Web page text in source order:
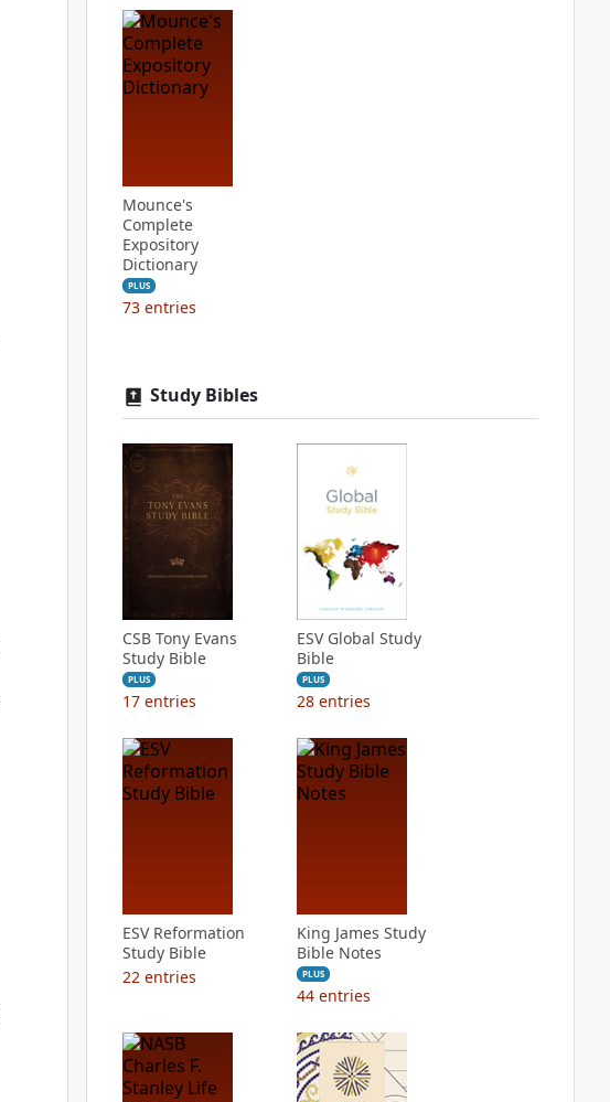
Mounce's
Complete
Expository
Dictionary
PLUS
73 entries
Study Bibles
CSB Tony Evans
Study Bible
PLUS
17 entries
ESV Global Study
Bible
PLUS
28 entries
ESV Reformation
Study Bible
22 entries
King James Study
Bible Notes
PLUS
44 entries